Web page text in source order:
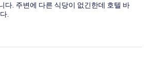
다. 주변에 다른 식당이 없긴한데 호텔 바
.